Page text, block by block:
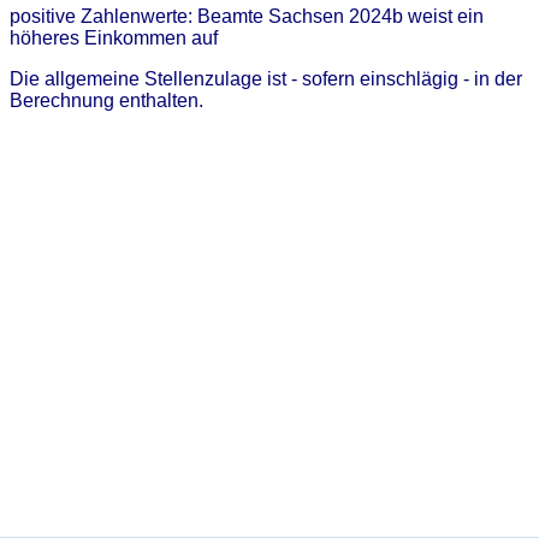
positive Zahlenwerte: Beamte Sachsen 2024b weist ein
höheres Einkommen auf
Die allgemeine Stellenzulage ist - sofern einschlägig - in der
Berechnung enthalten.